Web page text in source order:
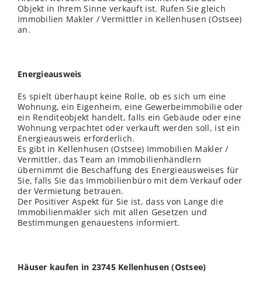
Objekt in Ihrem Sinne verkauft ist. Rufen Sie gleich
Immobilien Makler / Vermittler in Kellenhusen (Ostsee)
an.
Energieausweis
Es spielt überhaupt keine Rolle, ob es sich um eine
Wohnung, ein Eigenheim, eine Gewerbeimmobilie oder
ein Renditeobjekt handelt, falls ein Gebäude oder eine
Wohnung verpachtet oder verkauft werden soll, ist ein
Energieausweis erforderlich.
Es gibt in Kellenhusen (Ostsee) Immobilien Makler /
Vermittler, das Team an Immobilienhändlern
übernimmt die Beschaffung des Energieausweises für
Sie, falls Sie das Immobilienbüro mit dem Verkauf oder
der Vermietung betrauen.
Der Positiver Aspekt für Sie ist, dass von Lange die
Immobilienmakler sich mit allen Gesetzen und
Bestimmungen genauestens informiert.
Häuser kaufen in 23745 Kellenhusen (Ostsee)